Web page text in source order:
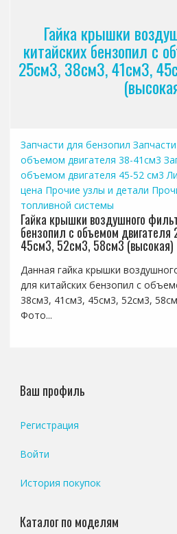
Гайка крышки
китайских бензопил с
25см3, 38см3, 41см3,
Запчасти для бензопил
объемом двигателя 38-41см3
объемом двигателя 45-52 см3
цена Прочие узлы и детали
топливной системы
Гайка крышки воздушного
бензопил с объемом
45см3, 52см3, 58см3 (высокая)
Данная гайка крышки
для китайских бензопил с
38см3, 41см3, 45см3, 52см3,
Фото...
Ваш профиль
Регистрация
Войти
История покупок
Каталог по моделям